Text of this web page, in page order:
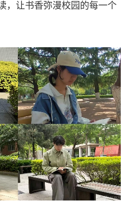
，让书香弥漫校园的每一个